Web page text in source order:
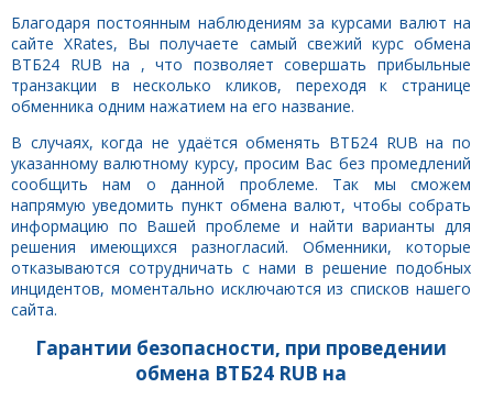
Благодаря постоянным наблюдениям за курсами валют на
сайте XRates, Вы получаете самый свежий курс обмена
ВТБ24 RUB на , что позволяет совершать прибыльные
транзакции в несколько кликов, переходя к странице
обменника одним нажатием на его название.
В случаях, когда не удаётся обменять ВТБ24 RUB на по
указанному валютному курсу, просим Вас без промедлений
сообщить нам о данной проблеме. Так мы сможем
напрямую уведомить пункт обмена валют, чтобы собрать
информацию по Вашей проблеме и найти варианты для
решения имеющихся разногласий. Обменники, которые
отказываются сотрудничать с нами в решение подобных
инцидентов, моментально исключаются из списков нашего
сайта.
Гарантии безопасности, при проведении
обмена ВТБ24 RUB на